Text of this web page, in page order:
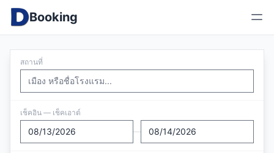
Booking
สถานที่
เช็คอิน — เช็คเอาต์
—